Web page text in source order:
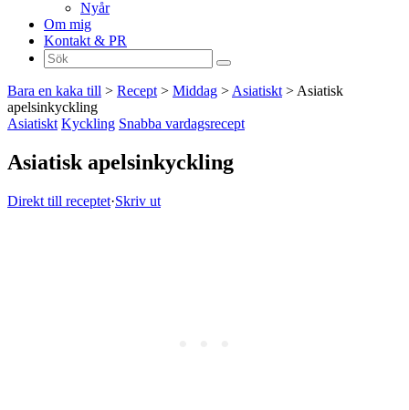
Nyår
Om mig
Kontakt & PR
Sök
efter:
Bara en kaka till > Recept > Middag > Asiatiskt > Asiatisk
apelsinkyckling
Asiatiskt Kyckling Snabba vardagsrecept
Asiatisk apelsinkyckling
Direkt till receptet·Skriv ut